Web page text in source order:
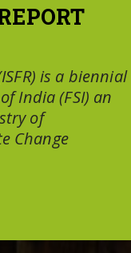
is a biennial
India (FSI) an
of
Change